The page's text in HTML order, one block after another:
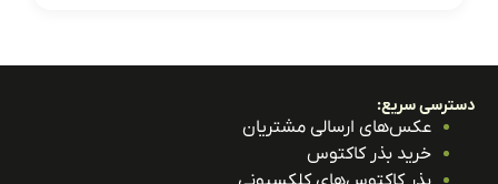
سریع:
عکس‌های ارسالی مشتریان
خرید بذر کاکتوس